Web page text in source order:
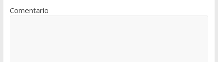
Comentario